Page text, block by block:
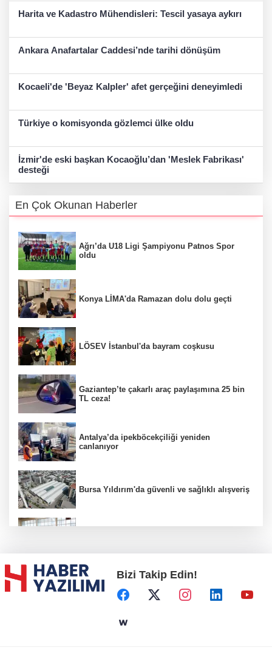
Harita ve Kadastro Mühendisleri: Tescil yasaya aykırı
Ankara Anafartalar Caddesi’nde tarihi dönüşüm
Kocaeli'de 'Beyaz Kalpler' afet gerçeğini deneyimledi
Türkiye o komisyonda gözlemci ülke oldu
İzmir'de eski başkan Kocaoğlu’dan 'Meslek Fabrikası'
desteği
En Çok Okunan Haberler
Ağrı’da U18 Ligi Şampiyonu Patnos Spor
oldu
Konya LİMA'da Ramazan dolu dolu geçti
LÖSEV İstanbul'da bayram coşkusu
Gaziantep’te çakarlı araç paylaşımına 25 bin
TL ceza!
Antalya’da ipekböcekçiliği yeniden
canlanıyor
Bursa Yıldırım'da güvenli ve sağlıklı alışveriş
Başkent'in göletlerinde temizlik ve bakım
sürüyor
Bizi Takip Edin!